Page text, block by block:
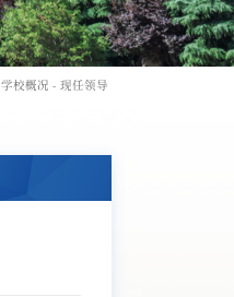
学校概况 - 现任领导